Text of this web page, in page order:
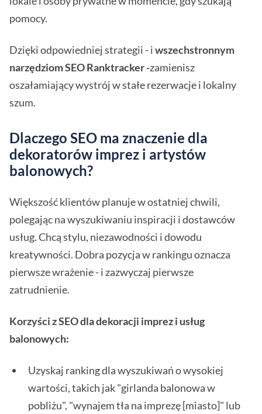
pomocy.
Dzięki odpowiedniej strategii - iwszechstronnym
narzędziom SEO Ranktracker -zamienisz
oszałamiający wystrój w stałe rezerwacje i lokalny
szum.
Dlaczego SEO ma znaczenie dla
dekoratorów imprez i artystów
balonowych?
Większość klientów planuje w ostatniej chwili,
polegając na wyszukiwaniu inspiracji i dostawców
usług. Chcą stylu, niezawodności i dowodu
kreatywności. Dobra pozycja w rankingu oznacza
pierwsze wrażenie - i zazwyczaj pierwsze
zatrudnienie.
Korzyści z SEO dla dekoracji imprez i usług
balonowych:
Uzyskaj ranking dla wyszukiwań o wysokiej
wartości, takich jak "girlanda balonowa w
pobliżu", "wynajem tła na imprezę [miasto]" lub